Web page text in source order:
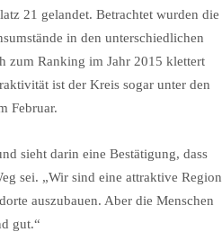
21 gelandet. Betrachtet wurden die
in den unterschiedlichen
zum Ranking im Jahr 2015 klettert
ist der Kreis sogar unter den
Februar.
sieht darin eine Bestätigung, dass
sei. „Wir sind eine attraktive Region
auszubauen. Aber die Menschen
gut.“